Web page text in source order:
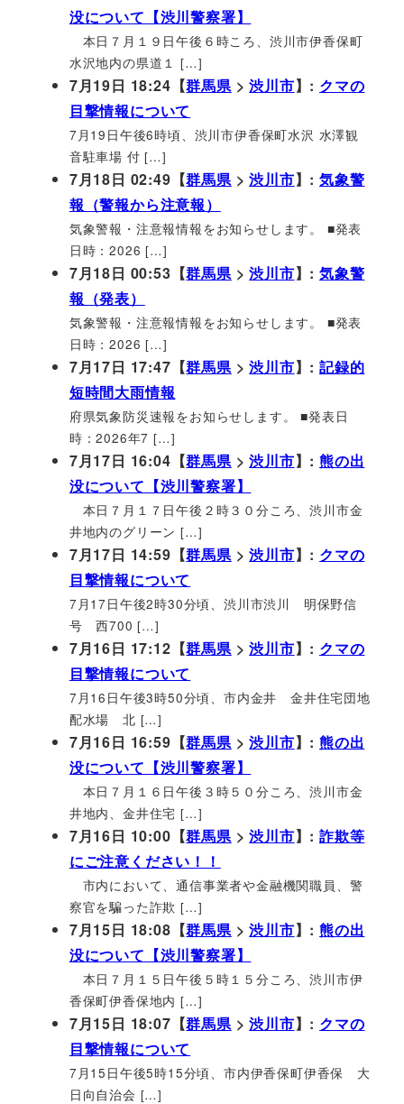
没について【渋川警察署】
本日７月１９日午後６時ころ、渋川市伊香保町
水沢地内の県道１ […]
7月19日 18:24【群馬県>渋川市】: クマの
目撃情報について
7月19日午後6時頃、渋川市伊香保町水沢 水澤観
音駐車場 付 […]
7月18日 02:49【群馬県>渋川市】:気象警
報（警報から注意報）
気象警報・注意報情報をお知らせします。 ■発表
日時：2026 […]
7月18日 00:53【群馬県>渋川市】:気象警
報（発表）
気象警報・注意報情報をお知らせします。 ■発表
日時：2026 […]
7月17日 17:47【群馬県>渋川市】:記録的
短時間大雨情報
府県気象防災速報をお知らせします。 ■発表日
時：2026年7 […]
7月17日 16:04【群馬県>渋川市】:熊の出
没について【渋川警察署】
本日７月１７日午後２時３０分ころ、渋川市金
井地内のグリーン […]
7月17日 14:59【群馬県>渋川市】: クマの
目撃情報について
7月17日午後2時30分頃、渋川市渋川 明保野信
号 西700 […]
7月16日 17:12【群馬県>渋川市】: クマの
目撃情報について
7月16日午後3時50分頃、市内金井 金井住宅団地
配水場 北 […]
7月16日 16:59【群馬県>渋川市】:熊の出
没について【渋川警察署】
本日７月１６日午後３時５０分ころ、渋川市金
井地内、金井住宅 […]
7月16日 10:00【群馬県>渋川市】:詐欺等
にご注意ください！！
市内において、通信事業者や金融機関職員、警
察官を騙った詐欺 […]
7月15日 18:08【群馬県>渋川市】:熊の出
没について【渋川警察署】
本日７月１５日午後５時１５分ころ、渋川市伊
香保町伊香保地内 […]
7月15日 18:07【群馬県>渋川市】: クマの
目撃情報について
7月15日午後5時15分頃、市内伊香保町伊香保 大
日向自治会 […]